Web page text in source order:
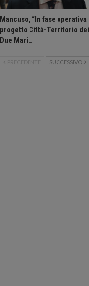
Mancuso, “In fase operativa
progetto Città-Territorio dei
Due Mari…
PRECEDENTE SUCCESSIVO